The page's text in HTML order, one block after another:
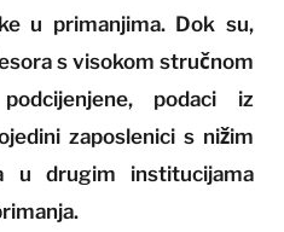
u primanjima. Dok su,
s visokom stručnom
podaci iz
zaposlenici s nižim
u drugim institucijama